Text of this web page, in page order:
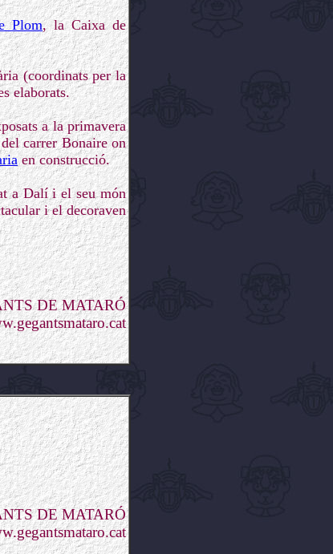
Plom, la Caixa de
(coordinats per la
elaborats.
a la primavera
carrer Bonaire on
en construcció.
a Dalí i el seu món
i el decoraven
DE MATARÓ
DE MATARÓ